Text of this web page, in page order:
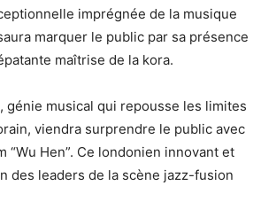
imprégnée de la musique
marquer le public par sa présence
maîtrise de la kora.
, génie musical qui repousse les limites
, viendra surprendre le public avec
“Wu Hen”. Ce londonien ​​innovant et
des leaders de la scène jazz-fusion